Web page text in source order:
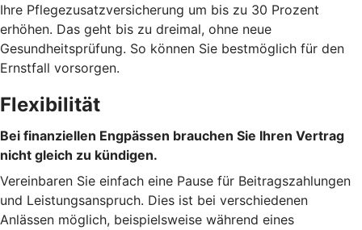
Ihre Pflegezusatzversicherung um bis zu 30 Prozent
erhöhen. Das geht bis zu dreimal, ohne neue
Gesundheitsprüfung. So können Sie bestmöglich für den
Ernstfall vorsorgen.
Flexibilität
Bei finanziellen Engpässen brauchen Sie Ihren Vertrag
nicht gleich zu kündigen.
Vereinbaren Sie einfach eine Pause für Beitragszahlungen
und Leistungsanspruch. Dies ist bei verschiedenen
Anlässen möglich, beispielsweise während eines